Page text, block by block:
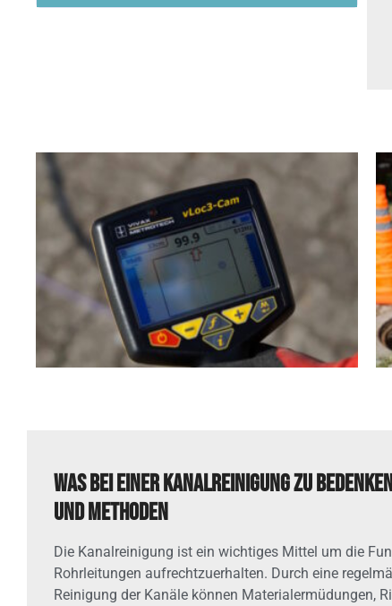
Was bei einer Kanalreinigung zu
und Methoden
Die Kanalreinigung ist ein wichtiges Mittel um die
Rohrleitungen aufrechtzuerhalten. Durch eine
Reinigung der Kanäle können Materialermüdungen,